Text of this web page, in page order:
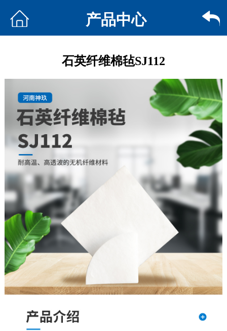
产品中心
石英纤维棉毡SJ112